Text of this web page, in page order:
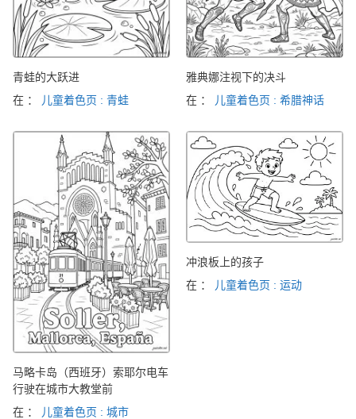
青蛙的大跃进
在 ：
儿童着色页 : 青蛙
雅典娜注视下的决斗
在 ：
儿童着色页 : 希腊神话
马略卡岛（西班牙）索耶尔电车
行驶在城市大教堂前
在 ：
儿童着色页 : 城市
冲浪板上的孩子
在 ：
儿童着色页 : 运动